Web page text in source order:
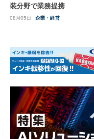
装分野で業務提携
08月05日 企業・経営